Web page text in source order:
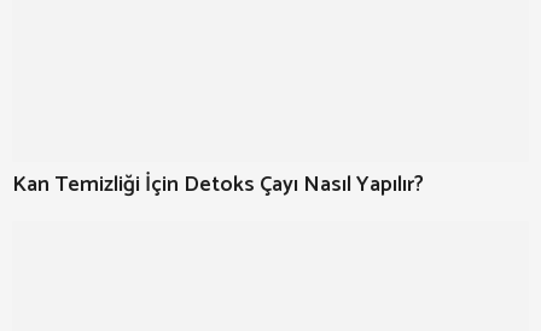
Kan Temizliği İçin Detoks Çayı Nasıl Yapılır?